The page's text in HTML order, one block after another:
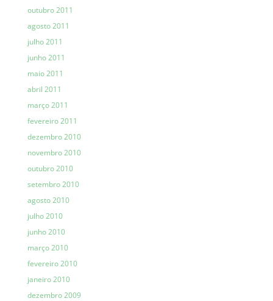
outubro 2011
agosto 2011
julho 2011
junho 2011
maio 2011
abril 2011
março 2011
fevereiro 2011
dezembro 2010
novembro 2010
outubro 2010
setembro 2010
agosto 2010
julho 2010
junho 2010
março 2010
fevereiro 2010
janeiro 2010
dezembro 2009